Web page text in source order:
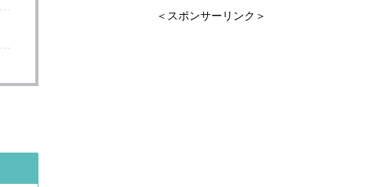
＜スポンサーリンク＞